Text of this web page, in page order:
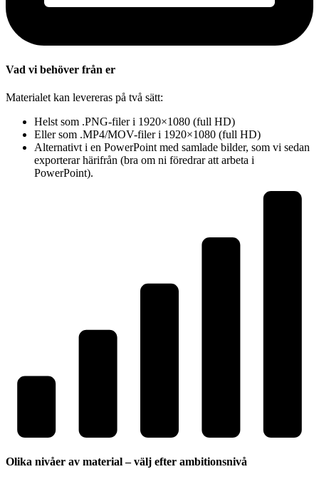
Vad vi behöver från er
Materialet kan levereras på två sätt:
Helst som .PNG-filer i 1920×1080 (full HD)
Eller som .MP4/MOV-filer i 1920×1080 (full HD)
Alternativt i en PowerPoint med samlade bilder, som vi sedan
exporterar härifrån (bra om ni föredrar att arbeta i
PowerPoint).
Olika nivåer av material – välj efter ambitionsnivå